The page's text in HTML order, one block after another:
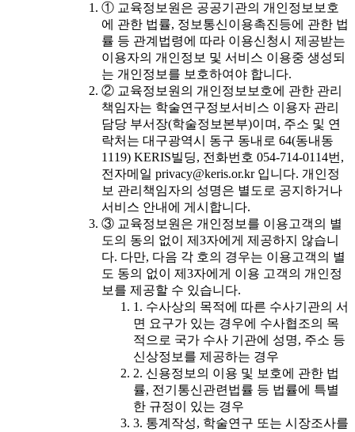
① 교육정보원은 공공기관의 개인정보보호
에 관한 법률, 정보통신이용촉진등에 관한 법
률 등 관계법령에 따라 이용신청시 제공받는
이용자의 개인정보 및 서비스 이용중 생성되
는 개인정보를 보호하여야 합니다.
② 교육정보원의 개인정보보호에 관한 관리
책임자는 학술연구정보서비스 이용자 관리
담당 부서장(학술정보본부)이며, 주소 및 연
락처는 대구광역시 동구 동내로 64(동내동
1119) KERIS빌딩, 전화번호 054-714-0114번,
전자메일 privacy@keris.or.kr 입니다. 개인정
보 관리책임자의 성명은 별도로 공지하거나
서비스 안내에 게시합니다.
③ 교육정보원은 개인정보를 이용고객의 별
도의 동의 없이 제3자에게 제공하지 않습니
다. 다만, 다음 각 호의 경우는 이용고객의 별
도 동의 없이 제3자에게 이용 고객의 개인정
보를 제공할 수 있습니다.
1. 수사상의 목적에 따른 수사기관의 서
면 요구가 있는 경우에 수사협조의 목
적으로 국가 수사 기관에 성명, 주소 등
신상정보를 제공하는 경우
2. 신용정보의 이용 및 보호에 관한 법
률, 전기통신관련법률 등 법률에 특별
한 규정이 있는 경우
3. 통계작성, 학술연구 또는 시장조사를